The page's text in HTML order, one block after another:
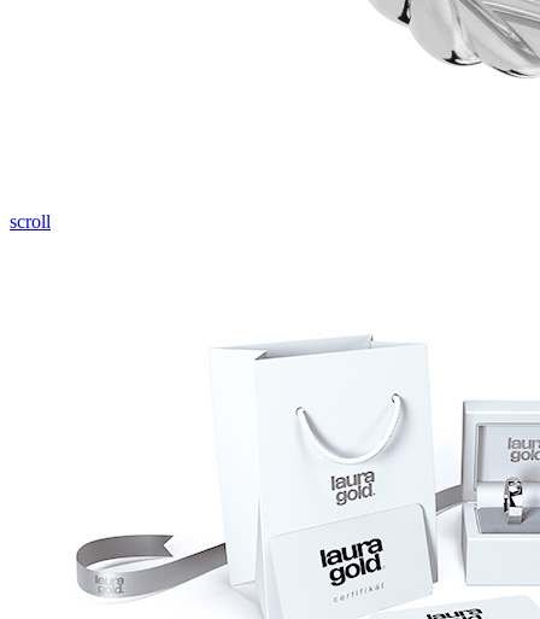
Zásnubné prstne z kolekcie Twist Elegance.
scroll